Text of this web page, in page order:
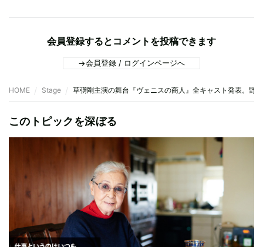
会員登録するとコメントを投稿できます
会員登録 / ログインページへ
HOME Stage 草彅剛主演の舞台『ヴェニスの商人』全キャスト発表。野
このトピックを深ぼる